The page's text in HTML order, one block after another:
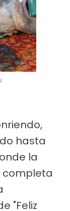
hasta
la
"Feliz